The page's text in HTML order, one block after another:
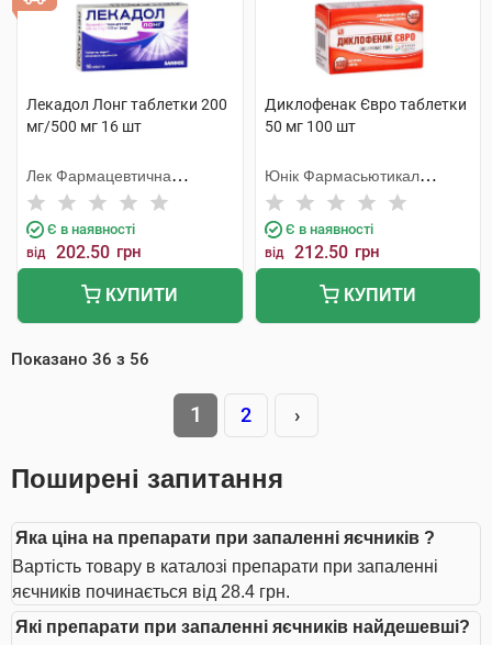
Лекадол Лонг таблетки 200
мг/500 мг 16 шт
Лек Фармацевтична
компанія
Є в наявності
від 202.50 грн
КУПИТИ
Диклофенак Євро таблетки
50 мг 100 шт
Юнік Фармасьютикал
Лабораторіз
Є в наявності
від 212.50 грн
КУПИТИ
Показано 36 з 56
1 2 ›
Поширені запитання
Яка ціна на препарати при запаленні яєчників ?
Вартість товару в каталозі препарати при запаленні
яєчників починається від 28.4 грн.
Які препарати при запаленні яєчників найдешевші?